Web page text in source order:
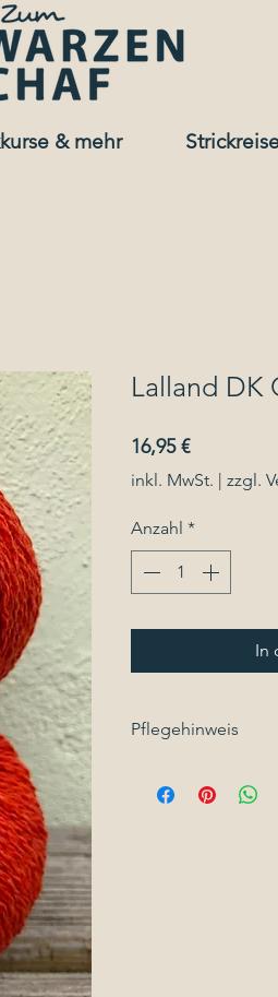
& mehr
Lalland DK
16,95 €Preis
inkl. MwSt. | zzgl.
Anzahl *
In
Pflegehinweis